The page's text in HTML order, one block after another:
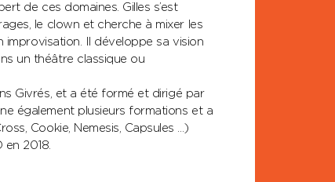
de ces domaines. Gilles s’est
le clown et cherche à mixer les
Il développe sa vision
un théâtre classique ou
Givrés, et a été formé et dirigé par
également plusieurs formations et a
Cookie, Nemesis, Capsules …)
2018.